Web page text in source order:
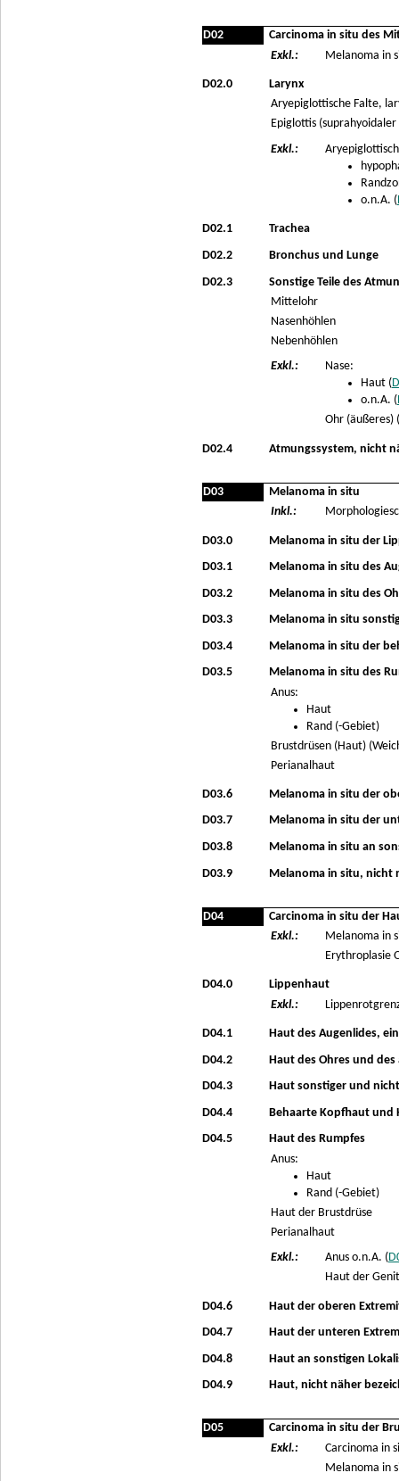
D02
Carcinoma in situ des
Exkl.:
Melanoma in
D02.0
Larynx
Aryepiglottische Falte,
Epiglottis
Exkl.:
o.n.A. (
D02.1
Trachea
D02.2
Bronchus und Lunge
D02.3
Sonstige Teile des
Mittelohr
Nasenhöhlen
Nebenhöhlen
Exkl.:
Nase:
Haut (
o.n.A. (
Ohr (äußeres)
D02.4 Atmungssystem, nicht
D03
Melanoma in situ
Inkl.:
D03.0
Melanoma in situ der
D03.1
Melanoma in situ des
D03.2
Melanoma in situ des
D03.3
Melanoma in situ
D03.4
Melanoma in situ der
D03.5
Melanoma in situ des
Anus:
Haut
Rand (-Gebiet)
Brustdrüsen (Haut)
Perianalhaut
D03.6
Melanoma in situ der
D03.7
Melanoma in situ der
D03.8
Melanoma in situ an
D03.9
Melanoma in situ, nicht
D04
Carcinoma in situ der
Exkl.:
Melanoma in
Erythroplasie
D04.0
Lippenhaut
Exkl.:
D04.1
Haut des Augenlides,
D04.2
Haut des Ohres und
D04.3
Haut sonstiger und
D04.4
Behaarte Kopfhaut und
D04.5
Haut des Rumpfes
Anus:
Haut
Rand (-Gebiet)
Haut der Brustdrüse
Perianalhaut
Exkl.:
Anus o.n.A. (
Haut der
D04.6
Haut der oberen
D04.7
Haut der unteren
D04.8
Haut an sonstigen
D04.9
Haut, nicht näher
D05
Carcinoma in situ der
Exkl.:
Carcinoma in
Melanoma in